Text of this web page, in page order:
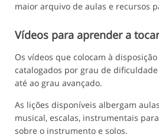
maior arquivo de aulas e recursos
Vídeos para aprender a
Os vídeos que colocam à
catalogados por grau de
até ao grau avançado.
As lições disponíveis albergam
musical, escalas, instrumentais
sobre o instrumento e solos.